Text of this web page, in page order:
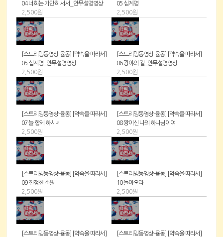
04 너희는 가만히 서서_안무설명영상
2,500원
05 십계명
2,500원
[스트리밍동영상-율동] [약속을 따라서]
05 십계명_안무설명영상
2,500원
[스트리밍동영상-율동] [약속을 따라서]
06 광야의 길_안무설명영상
2,500원
[스트리밍동영상-율동] [약속을 따라서]
07 늘 함께 하시네
2,500원
[스트리밍동영상-율동] [약속을 따라서]
08 왕이신 나의 하나님이여
2,500원
[스트리밍동영상-율동] [약속을 따라서]
09 진정한 소원
2,500원
[스트리밍동영상-율동] [약속을 따라서]
10 돌아오라
2,500원
[스트리밍동영상-율동] [약속을 따라서]
[스트리밍동영상-율동] [약속을 따라서]